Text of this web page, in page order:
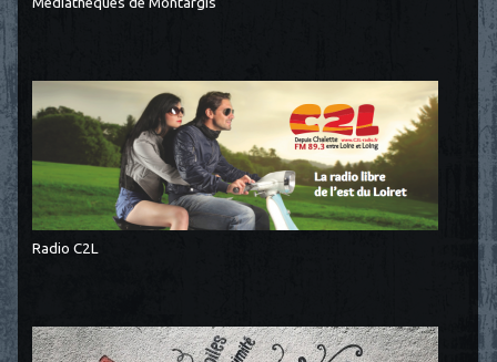
Radio C2L